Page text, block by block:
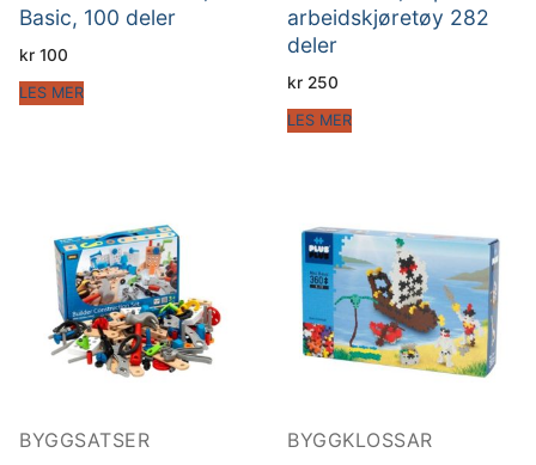
Basic, 100 deler
kr 100
LES MER
arbeidskjøretøy 282
deler
kr 250
LES MER
BYGGSATSER BYGGKLOSSAR